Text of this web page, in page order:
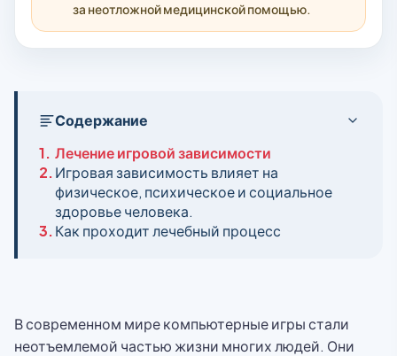
за неотложной медицинской помощью.
Содержание
1. Лечение игровой зависимости
2.Игровая зависимость влияет на
физическое, психическое и социальное
здоровье человека.
3.Как проходит лечебный процесс
В современном мире компьютерные игры стали
неотъемлемой частью жизни многих людей. Они